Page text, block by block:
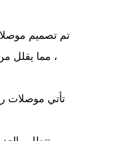
تم تصميم
، مما يقلل
تأتي موصلات